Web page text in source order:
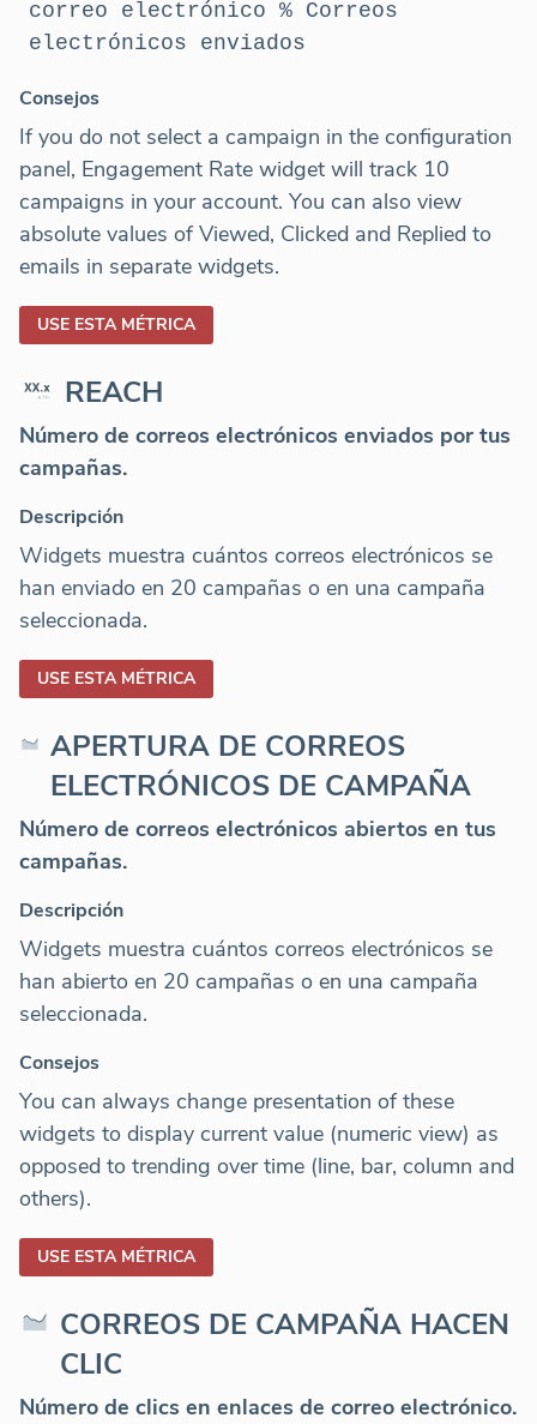
correo electrónico % Correos
electrónicos enviados
Consejos
If you do not select a campaign in the configuration
panel, Engagement Rate widget will track 10
campaigns in your account. You can also view
absolute values of Viewed, Clicked and Replied to
emails in separate widgets.
USE ESTA MÉTRICA
REACH
Número de correos electrónicos enviados por tus
campañas.
Descripción
Widgets muestra cuántos correos electrónicos se
han enviado en 20 campañas o en una campaña
seleccionada.
USE ESTA MÉTRICA
APERTURA DE CORREOS
ELECTRÓNICOS DE CAMPAÑA
Número de correos electrónicos abiertos en tus
campañas.
Descripción
Widgets muestra cuántos correos electrónicos se
han abierto en 20 campañas o en una campaña
seleccionada.
Consejos
You can always change presentation of these
widgets to display current value (numeric view) as
opposed to trending over time (line, bar, column and
others).
USE ESTA MÉTRICA
CORREOS DE CAMPAÑA HACEN
CLIC
Número de clics en enlaces de correo electrónico.